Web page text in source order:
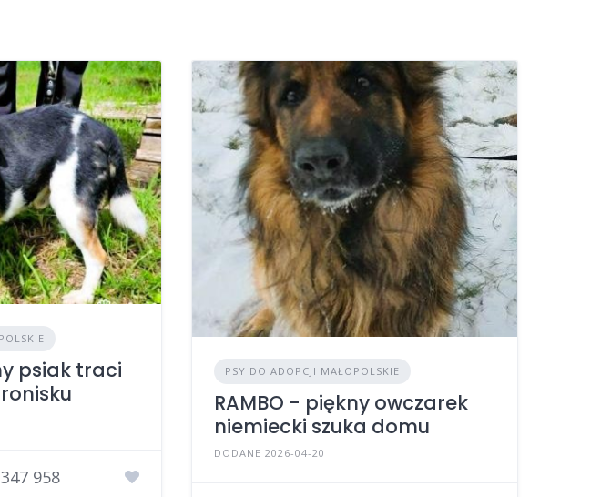
psiak traci
958
PSY DO ADOPCJI MAŁOPOLSKIE
RAMBO - piękny owczarek
niemiecki szuka domu
DODANE 2026-04-20